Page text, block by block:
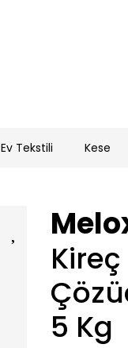
Ev Tekstili Kese
5 Kg